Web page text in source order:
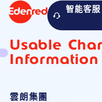
智能客服
Usable
Information
雲朗集團